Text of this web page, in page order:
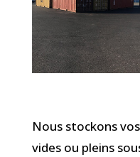
Nous stockons
vides ou pleins